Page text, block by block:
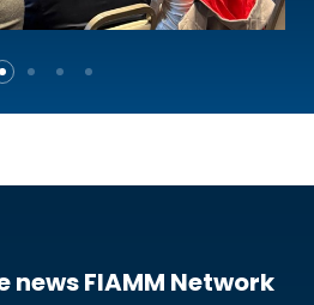
news FIAMM Network